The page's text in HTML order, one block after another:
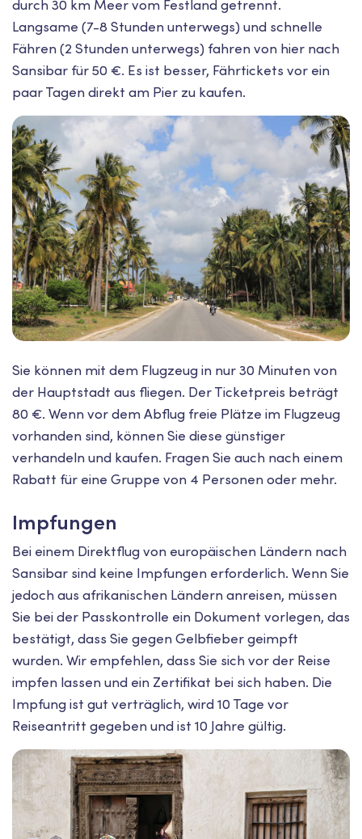
durch 30 km Meer vom Festland getrennt.
Langsame (7-8 Stunden unterwegs) und schnelle
Fähren (2 Stunden unterwegs) fahren von hier nach
Sansibar für 50 €. Es ist besser, Fährtickets vor ein
paar Tagen direkt am Pier zu kaufen.
Sie können mit dem Flugzeug in nur 30 Minuten von
der Hauptstadt aus fliegen. Der Ticketpreis beträgt
80 €. Wenn vor dem Abflug freie Plätze im Flugzeug
vorhanden sind, können Sie diese günstiger
verhandeln und kaufen. Fragen Sie auch nach einem
Rabatt für eine Gruppe von 4 Personen oder mehr.
Impfungen
Bei einem Direktflug von europäischen Ländern nach
Sansibar sind keine Impfungen erforderlich. Wenn Sie
jedoch aus afrikanischen Ländern anreisen, müssen
Sie bei der Passkontrolle ein Dokument vorlegen, das
bestätigt, dass Sie gegen Gelbfieber geimpft
wurden. Wir empfehlen, dass Sie sich vor der Reise
impfen lassen und ein Zertifikat bei sich haben. Die
Impfung ist gut verträglich, wird 10 Tage vor
Reiseantritt gegeben und ist 10 Jahre gültig.